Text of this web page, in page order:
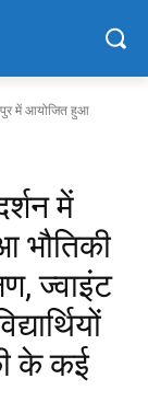
में आयोजित हुआ
में
ज्वाइंट
के कई